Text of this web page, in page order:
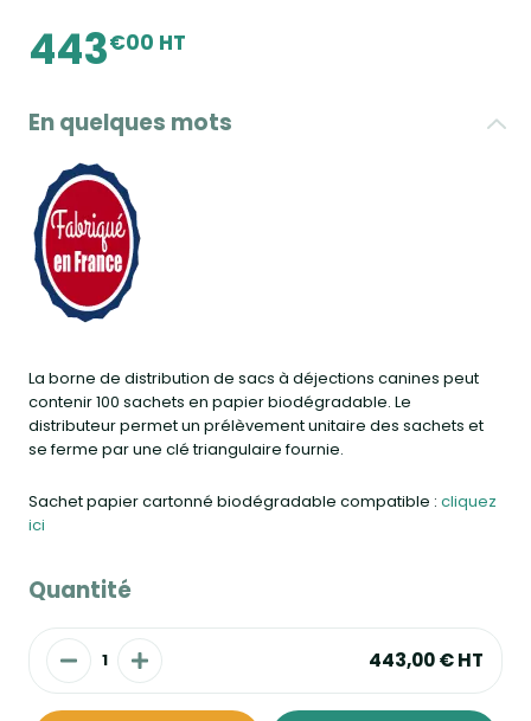
443€00 HT
En quelques mots
La borne de distribution de sacs à déjections canines peut
contenir 100 sachets en papier biodégradable. Le
distributeur permet un prélèvement unitaire des sachets et
se ferme par une clé triangulaire fournie.
Sachet papier cartonné biodégradable compatible : cliquez
ici
Quantité
443,00 €HT